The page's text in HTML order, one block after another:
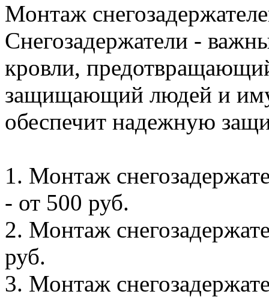
Монтаж
Снегозадержатели -
кровли,
защищающий людей и
обеспечит надежную
1. Монтаж
- от 500 руб.
2. Монтаж
руб.
3. Монтаж